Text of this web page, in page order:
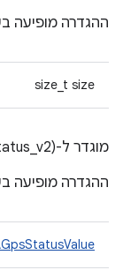
ההגדרה מופיעה
size_t size
מוגדר ל-sizeof(AGpsStatus_v2)
ההגדרה מופיעה